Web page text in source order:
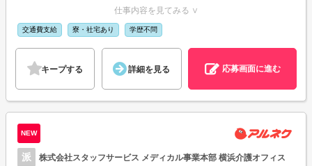
仕事内容を見てみる ∨
交通費支給 寮・社宅あり 学歴不問
キープする 詳細を見る 応募画面に進む
NEW
派 株式会社スタッフサービス メディカル事業本部 横浜介護オフィス